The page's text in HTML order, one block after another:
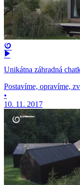
Unikátna záhradná
Postavíme, opravíme,
•
10. 11. 2017